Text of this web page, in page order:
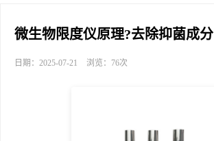
微生物限度仪原理?去除抑菌成分
日期：2025-07-21 浏览：76次